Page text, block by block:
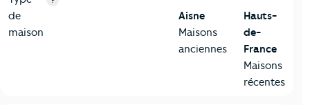
de
maison
Aisne
Maisons
anciennes
Hauts-
de-
France
Maisons
récentes